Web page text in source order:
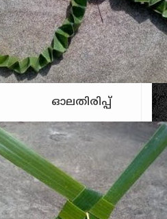
ഓലതിരിപ്പ്‌